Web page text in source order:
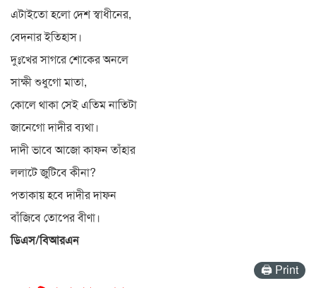
এটাইতো হলো দেশ স্বাধীনের,
বেদনার ইতিহাস।
দুঃখের সাগরে শোকের অনলে
সাক্ষী শুধুগো মাতা,
কোলে থাকা সেই এতিম নাতিটা
জানেগো দাদীর ব্যথা।
দাদী ভাবে আজো কাফন তাঁহার
ললাটে জুটিবে কীনা?
পতাকায় হবে দাদীর দাফন
বাঁজিবে তোপের বীণা।
ডিএস/বিআরএন
🖨 Print